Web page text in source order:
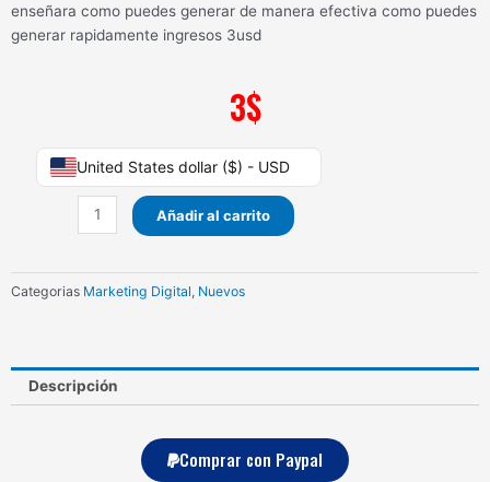
enseñara como puedes generar de manera efectiva como puedes
generar rapidamente ingresos 3usd
3$
United States dollar ($) - USD
Curso
La
de
Afiliados
cantidad
Añadir al carrito
Categorias Marketing Digital, Nuevos
Descripción
Comprar con Paypal